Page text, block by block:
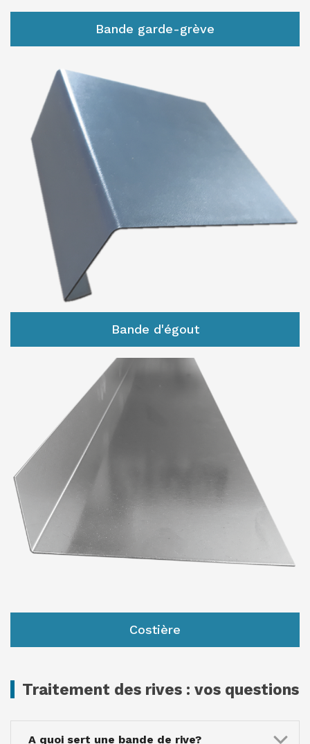
Bande garde-grève
Bande d'égout
Costière
Traitement des rives : vos questions
A quoi sert une bande de rive?